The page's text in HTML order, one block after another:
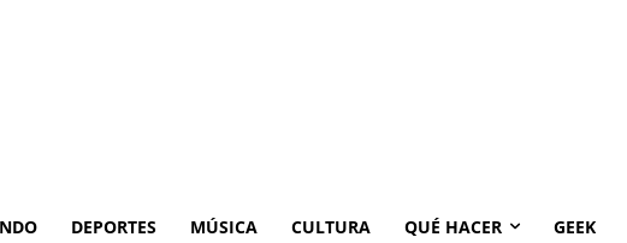
DEPORTES MÚSICA CULTURA QUÉ HACER GEEK